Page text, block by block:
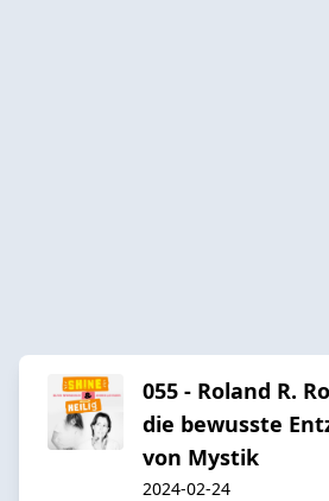
055 - Roland R.
die bewusste
von Mystik
2024-02-24